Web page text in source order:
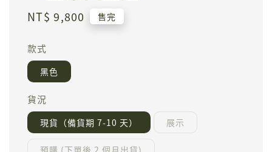
Regular
NT$ 9,800 售完
款式
黑色
貨況
現貨（備貨期 7-10 天） 展示
預購 (下單後 2 個月出貨)